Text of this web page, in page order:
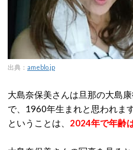
出典： ameblo.jp
大島奈保美さんは旦那の大島
で、1960年生まれと思われます
ということは、 2024年で年齢